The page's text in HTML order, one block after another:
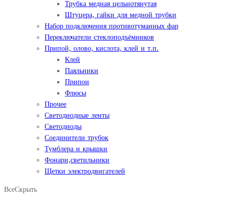
Трубка медная цельнотянутая
Штуцера, гайки для медной трубки
Набор подключения противотуманных фар
Переключатели стеклоподъёмников
Припой, олово, кислота, клей и т.п.
Клей
Паяльники
Припои
Флюсы
Прочее
Светодиодные ленты
Светодиоды
Соединители трубок
Тумблера и крышки
Фонари,светильники
Щетки электродвигателей
ВсеСкрыть